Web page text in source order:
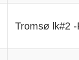
Tromsø lk#2